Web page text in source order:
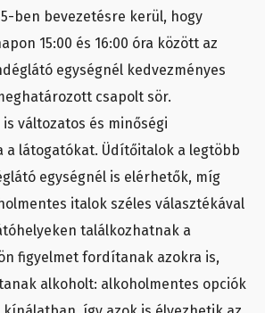
ben bevezetésre kerül, hogy
15:00 és 16:00 óra között az
egységnél kedvezményes
csapolt sör.
is változatos és minőségi
látogatókat. Üdítőitalok a legtöbb
egységnél is elérhetők, míg
italok széles választékával
találkozhatnak a
figyelmet fordítanak azokra is,
alkoholt: alkoholmentes opciók